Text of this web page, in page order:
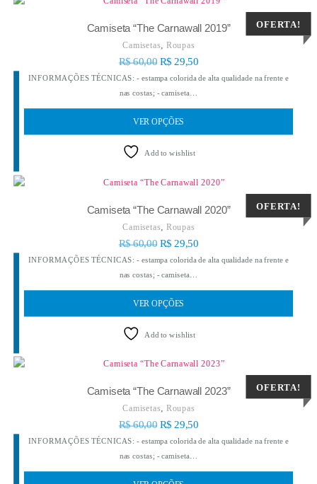
OFERTA!
Camiseta “The Carnawall 2019”
Camisetas Roupas
R$60,00 R$ 29,50
INFORMAÇÕES TÉCNICAS: - estampa colorida de alta qualidade na frente e
nas costas; - camiseta…
VER OPÇÕES
Add to wishlist
OFERTA!
Camiseta “The Carnawall 2020”
Camisetas Roupas
R$60,00 R$ 29,50
INFORMAÇÕES TÉCNICAS: - estampa colorida de alta qualidade na frente e
nas costas; - camiseta…
VER OPÇÕES
Add to wishlist
OFERTA!
Camiseta “The Carnawall 2023”
Camisetas Roupas
R$60,00 R$ 29,50
INFORMAÇÕES TÉCNICAS: - estampa colorida de alta qualidade na frente e
nas costas; - camiseta…